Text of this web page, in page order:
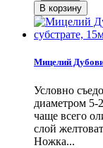
Мицелий
Условно
диаметром 5-
чаще всего
слой
Ножка...